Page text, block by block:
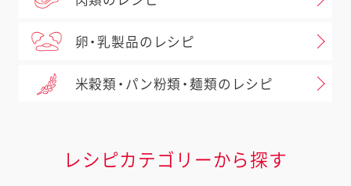
卵・乳製品のレシピ
米穀類・パン粉類・麺類のレシピ
レシピカテゴリーから探す